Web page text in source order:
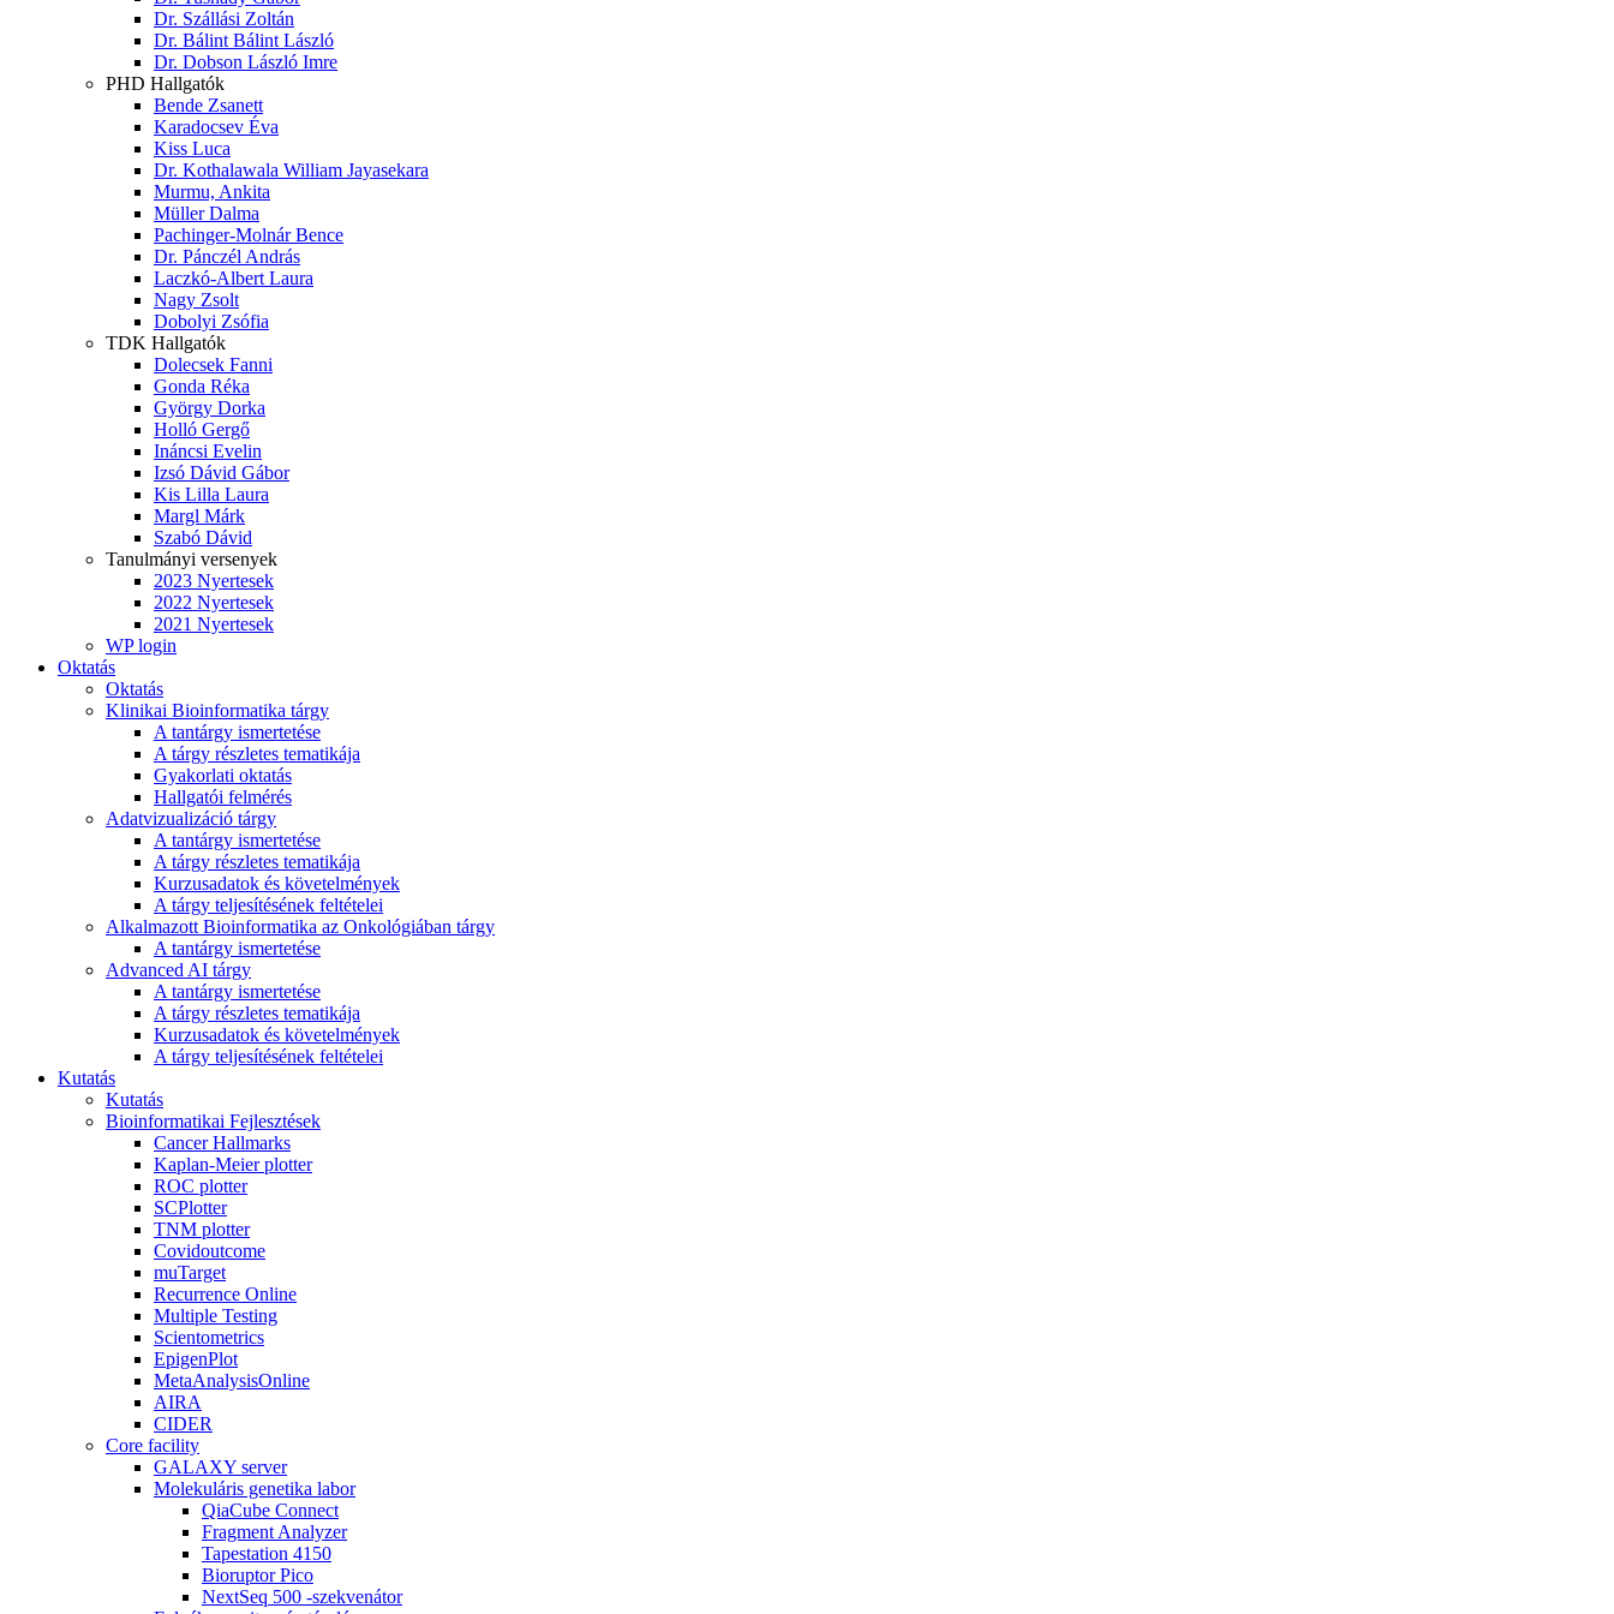
Dr. Szállási Zoltán
Dr. Bálint Bálint László
Dr. Dobson László Imre
PHD Hallgatók
Bende Zsanett
Karadocsev Éva
Kiss Luca
Dr. Kothalawala William Jayasekara
Murmu, Ankita
Müller Dalma
Pachinger-Molnár Bence
Dr. Pánczél András
Laczkó-Albert Laura
Nagy Zsolt
Dobolyi Zsófia
TDK Hallgatók
Dolecsek Fanni
Gonda Réka
György Dorka
Holló Gergő
Ináncsi Evelin
Izsó Dávid Gábor
Kis Lilla Laura
Margl Márk
Szabó Dávid
Tanulmányi versenyek
2023 Nyertesek
2022 Nyertesek
2021 Nyertesek
WP login
Oktatás
Oktatás
Klinikai Bioinformatika tárgy
A tantárgy ismertetése
A tárgy részletes tematikája
Gyakorlati oktatás
Hallgatói felmérés
Adatvizualizáció tárgy
A tantárgy ismertetése
A tárgy részletes tematikája
Kurzusadatok és követelmények
A tárgy teljesítésének feltételei
Alkalmazott Bioinformatika az Onkológiában tárgy
A tantárgy ismertetése
Advanced AI tárgy
A tantárgy ismertetése
A tárgy részletes tematikája
Kurzusadatok és követelmények
A tárgy teljesítésének feltételei
Kutatás
Kutatás
Bioinformatikai Fejlesztések
Cancer Hallmarks
Kaplan-Meier plotter
ROC plotter
SCPlotter
TNM plotter
Covidoutcome
muTarget
Recurrence Online
Multiple Testing
Scientometrics
EpigenPlot
MetaAnalysisOnline
AIRA
CIDER
Core facility
GALAXY server
Molekuláris genetika labor
QiaCube Connect
Fragment Analyzer
Tapestation 4150
Bioruptor Pico
NextSeq 500 -szekvenátor